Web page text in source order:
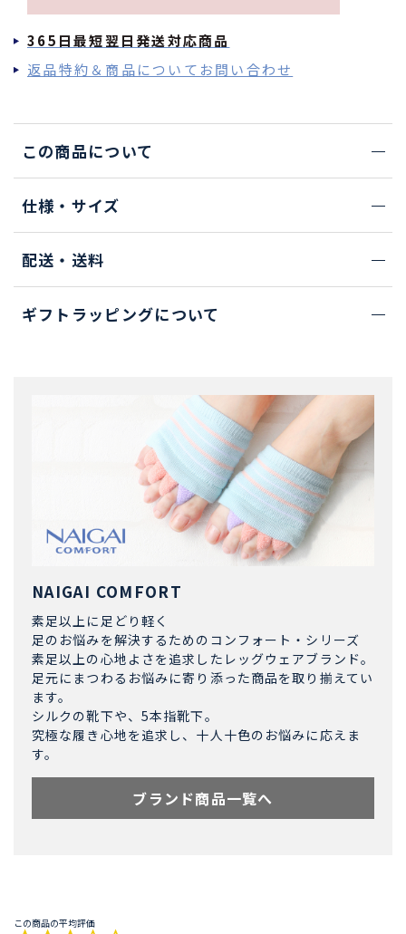
365日最短翌日発送対応商品
返品特約＆商品についてお問い合わせ
この商品について
仕様・サイズ
配送・送料
ギフトラッピングについて
NAIGAI COMFORT
素足以上に足どり軽く
足のお悩みを解決するためのコンフォート・シリーズ
素足以上の心地よさを追求したレッグウェアブランド。
足元にまつわるお悩みに寄り添った商品を取り揃えてい
ます。
シルクの靴下や、5本指靴下。
究極な履き心地を追求し、十人十色のお悩みに応えま
す。
ブランド商品一覧へ